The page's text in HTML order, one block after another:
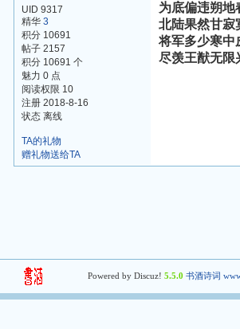
UID 9317
精华3
积分 10691
帖子 2157
积分 10691 个
魅力 0 点
阅读权限 10
注册 2018-8-16
状态 离线
TA的礼物
赠礼物送给TA
为底偏违朔地
北陆果然甘寂
将军多少寒中
尽羡王猷无限
Powered by Discuz! 5.5.0 书酒诗词